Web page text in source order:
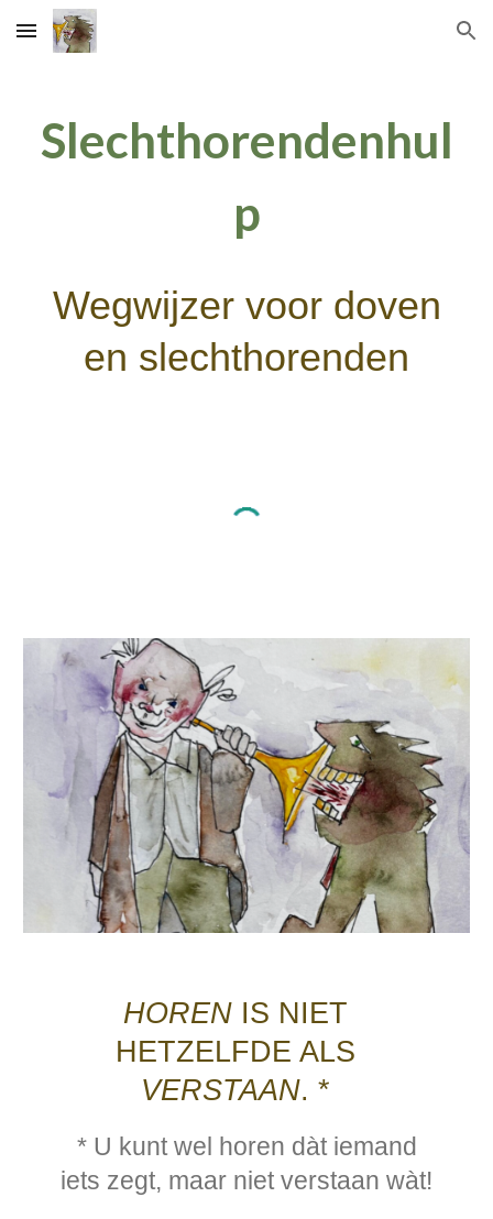
Skip to main content Skip to navigation
Slechthorendenhul
p
Wegwijzer voor doven
en slechthorenden
HOREN IS NIET
HETZELFDE ALS
VERSTAAN. *
* U kunt wel horen dàt iemand
iets zegt, maar niet verstaan wàt!